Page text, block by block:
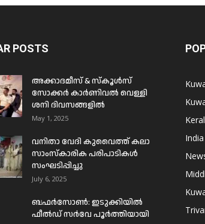
POSTS
അക്കാദമീസ് & സ്കൂൾസ്
സോക്കർ കാർണിവൽ വെള്ളി
ശനി ദിവസങ്ങളിൽ
May 1, 2025
വനിതാ വേദി കുവൈത്ത് കലാ
സാംസ്കാരിക പരിപാടികൾ
സംഘടിപ്പിച്ചു
July 6, 2025
ബഫര്‍സോണ്‍: ഇടുക്കിയില്‍
ഫീല്‍ഡ് സര്‍വേ പൂര്‍ത്തിയായി
India